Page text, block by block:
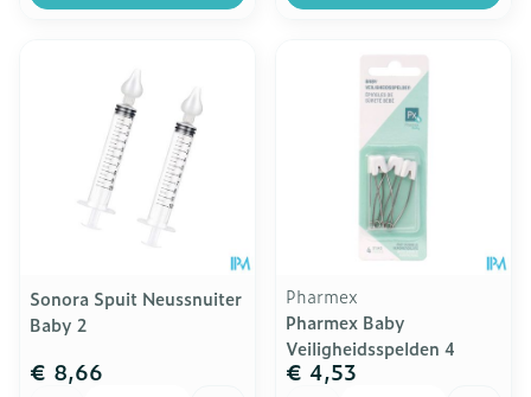
Sonora Spuit Neussnuiter
Baby 2
€ 8,66
Pharmex
Pharmex Baby
Veiligheidsspelden 4
€ 4,53